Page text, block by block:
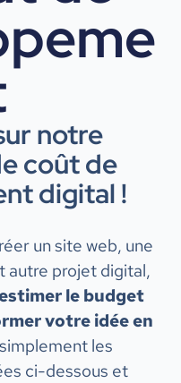
notre
coût de
digital !
un site web, une
autre projet digital,
le budget
votre idée en
les
ci-dessous et